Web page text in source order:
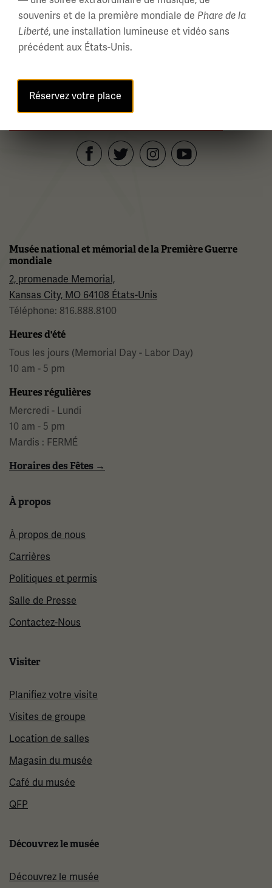
Inscrivez-vous à notre newsletter du musée
Musée national et mémorial de la Première Guerre
mondiale
2, promenade Memorial,
Kansas City, MO 64108 États-Unis
Téléphone: 816.888.8100
Heures d'été
Tous les jours (Memorial Day - Labor Day)
10 am - 5 pm
Heures régulières
Mercredi - Lundi
10 am - 5 pm
Mardis : FERMÉ
Horaires des Fêtes →
À propos
À propos de nous
Carrières
Politiques et permis
Salle de Presse
Contactez-Nous
Visiter
Planifiez votre visite
Visites de groupe
Location de salles
Magasin du musée
Café du musée
QFP
Découvrez le musée
Découvrez le musée
souvenirs et de la première mondiale de Phare de la
Liberté, une installation lumineuse et vidéo sans
précédent aux États-Unis.
Réservez votre place